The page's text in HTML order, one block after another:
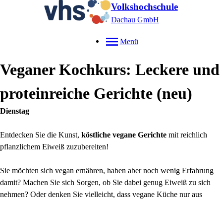
Volkshochschule
Dachau GmbH
Menü
Veganer Kochkurs: Leckere und
proteinreiche Gerichte neu
Dienstag
Entdecken Sie die Kunst, köstliche vegane Gerichte mit reichlich
pflanzlichem Eiweiß zuzubereiten!
Sie möchten sich vegan ernähren, haben aber noch wenig Erfahrung
damit? Machen Sie sich Sorgen, ob Sie dabei genug Eiweiß zu sich
nehmen? Oder denken Sie vielleicht, dass vegane Küche nur aus